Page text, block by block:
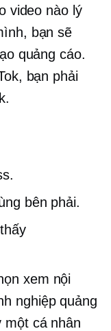
video nào lý
bạn sẽ
quảng cáo.
bạn phải
bên phải.
xem nội
nghiệp quảng
một cá nhân